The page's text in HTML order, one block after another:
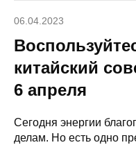
06.04.2023
китайский
6 апреля
Сегодня энергии
делам. Но есть одно